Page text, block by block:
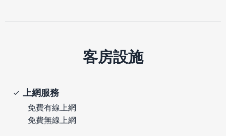
客房設施
上網服務
免費有線上網
免費無線上網